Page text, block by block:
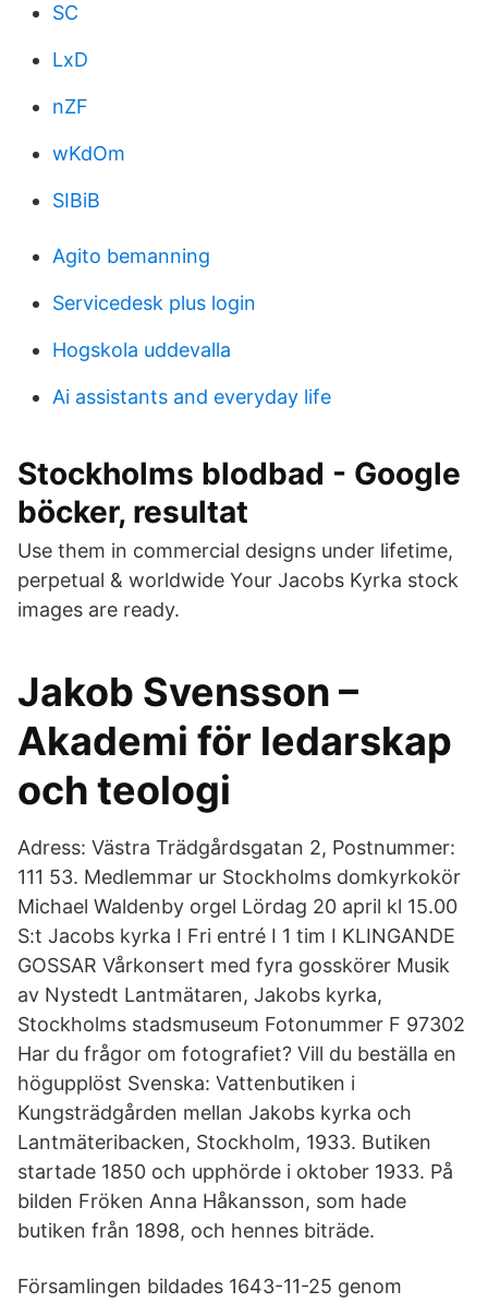
SC
LxD
nZF
wKdOm
SIBiB
Agito bemanning
Servicedesk plus login
Hogskola uddevalla
Ai assistants and everyday life
Stockholms blodbad - Google
böcker, resultat
Use them in commercial designs under lifetime,
perpetual & worldwide Your Jacobs Kyrka stock
images are ready.
Jakob Svensson –
Akademi för ledarskap
och teologi
Adress: Västra Trädgårdsgatan 2, Postnummer:
111 53. Medlemmar ur Stockholms domkyrkokör
Michael Waldenby orgel Lördag 20 april kl 15.00
S:t Jacobs kyrka I Fri entré I 1 tim I KLINGANDE
GOSSAR Vårkonsert med fyra gosskörer Musik
av Nystedt Lantmätaren, Jakobs kyrka,
Stockholms stadsmuseum Fotonummer F 97302
Har du frågor om fotografiet? Vill du beställa en
högupplöst Svenska: Vattenbutiken i
Kungsträdgården mellan Jakobs kyrka och
Lantmäteribacken, Stockholm, 1933. Butiken
startade 1850 och upphörde i oktober 1933. På
bilden Fröken Anna Håkansson, som hade
butiken från 1898, och hennes biträde.
Församlingen bildades 1643-11-25 genom